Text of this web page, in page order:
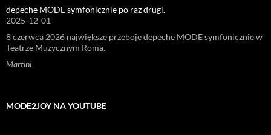
depeche MODE symfonicznie po raz drugi.
2025-12-01
8 czerwca 2026 największe przeboje depeche MODE symfonicznie w
Teatrze Muzycznym Roma.
Martini
MODE2JOY NA YOUTUBE